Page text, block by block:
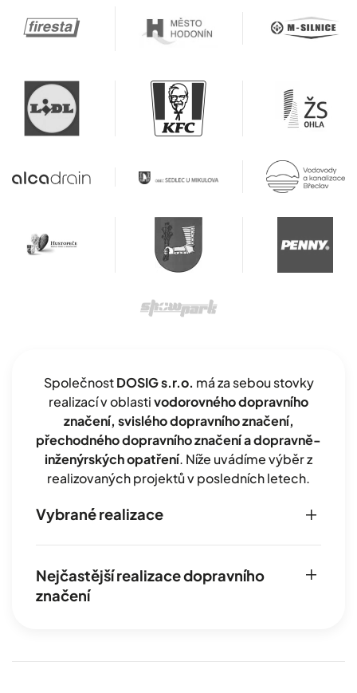
SpolečnostDOSIG s.r.o. má za sebou stovky
realizací v oblastivodorovného dopravního
značení, svislého dopravního značení,
přechodného dopravního značení a dopravně-
inženýrských opatření. Níže uvádíme výběr z
realizovaných projektů v posledních letech.
Vybrané realizace
Nejčastější realizace dopravního
značení